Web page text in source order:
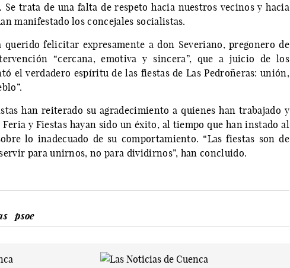
trata de una falta de respeto hacia nuestros vecinos y hacia
manifestado los concejales socialistas.
felicitar expresamente a don Severiano, pregonero de
“cercana, emotiva y sincera”, que a juicio de los
el verdadero espíritu de las fiestas de Las Pedroñeras: unión,
han reiterado su agradecimiento a quienes han trabajado y
y Fiestas hayan sido un éxito, al tiempo que han instado al
lo inadecuado de su comportamiento. “Las fiestas son de
para unirnos, no para dividirnos”, han concluido.
psoe